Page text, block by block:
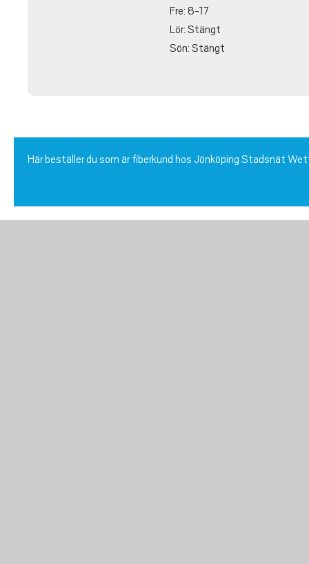
Fre: 8-17
Lör: Stängt
Sön: Stängt
Här beställer du som är fiberkund hos Jönköping Stadsnät